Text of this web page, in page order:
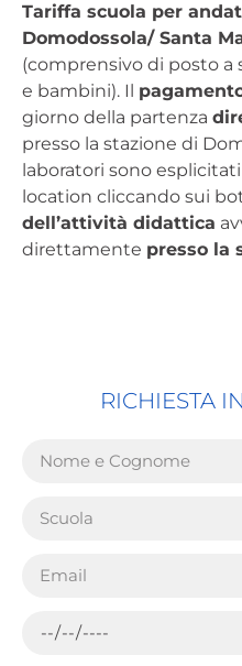
Tariffa scuola per
Domodossola/ Santa
(comprensivo di posto a
e bambini). Il
giorno della partenza
presso la stazione di
laboratori sono
location cliccando sui
dell’attività didattica
direttamente presso la
RICHIESTA